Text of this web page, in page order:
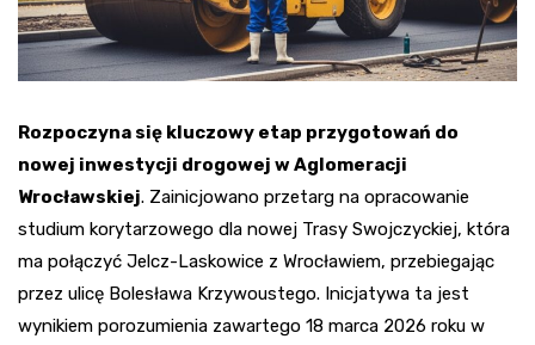
Rozpoczyna się kluczowy etap przygotowań do
nowej inwestycji drogowej w Aglomeracji
Wrocławskiej. Zainicjowano przetarg na opracowanie
studium korytarzowego dla nowej Trasy Swojczyckiej, która
ma połączyć Jelcz-Laskowice z Wrocławiem, przebiegając
przez ulicę Bolesława Krzywoustego. Inicjatywa ta jest
wynikiem porozumienia zawartego 18 marca 2026 roku w